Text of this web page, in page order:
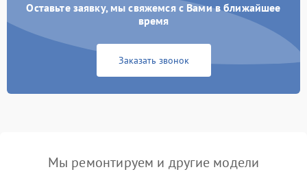
Оставьте заявку, мы свяжемся с Вами в ближайшее
время
Заказать звонок
Мы ремонтируем и другие модели